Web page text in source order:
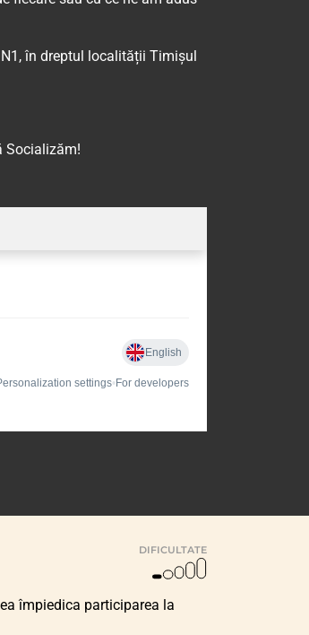
în dreptul localității Timișul
Socializăm!
DIFICULTATE
împiedica participarea la